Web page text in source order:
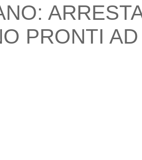
PRONTI